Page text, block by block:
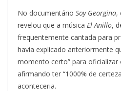
No documentário Soy Georgina,
revelou que a música El Anillo,
frequentemente cantada para
havia explicado anteriormente
momento certo” para
afirmando ter “1000% de
aconteceria.